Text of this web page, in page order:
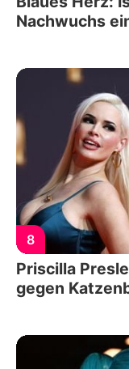
Nachwuchs
8
Priscilla
gegen